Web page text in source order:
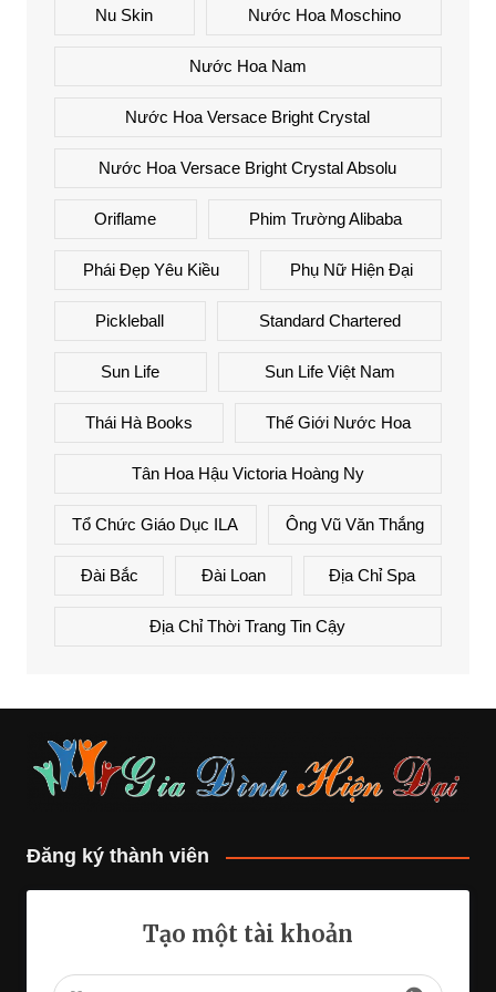
Nu Skin Nước Hoa Moschino
Nước Hoa Nam
Nước Hoa Versace Bright Crystal
Nước Hoa Versace Bright Crystal Absolu
Oriflame Phim Trường Alibaba
Phái Đẹp Yêu Kiều Phụ Nữ Hiện Đại
Pickleball Standard Chartered
Sun Life Sun Life Việt Nam
Thái Hà Books Thế Giới Nước Hoa
Tân Hoa Hậu Victoria Hoàng Ny
Tổ Chức Giáo Dục ILA Ông Vũ Văn Thắng
Đài Bắc Đài Loan Địa Chỉ Spa
Địa Chỉ Thời Trang Tin Cậy
Đăng ký thành viên
Tạo một tài khoản